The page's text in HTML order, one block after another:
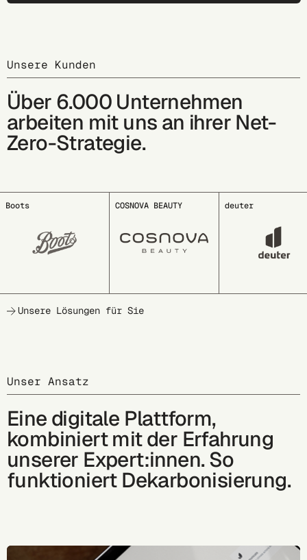
Unsere Kunden
Über 6.000 Unternehmen
arbeiten mit uns an ihrer Net-
Zero-Strategie.
Boots COSNOVA BEAUTY deuter
Unsere Lösungen für Sie
Unser Ansatz
Eine digitale Plattform,
kombiniert mit der Erfahrung
unserer Expert:innen. So
funktioniert Dekarbonisierung.